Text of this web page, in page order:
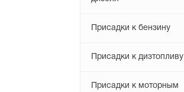
Присадки к бензину
Присадки к дизтопливу
Присадки к моторным